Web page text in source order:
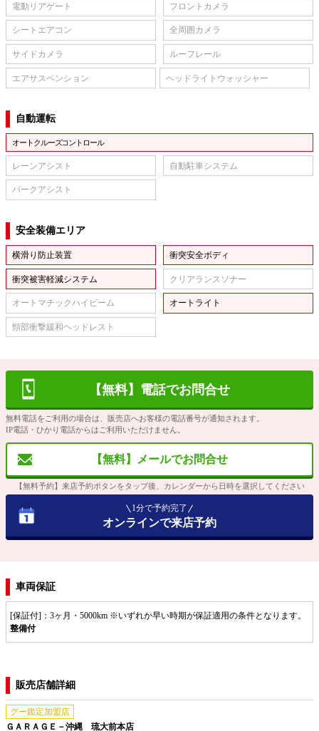
電動リアゲート フロントカメラ
シートエアコン 全周囲カメラ
サイドカメラ ルーフレール
エアサスペンション ヘッドライトウォッシャー
自動運転
オートクルーズコントロール
レーンアシスト 自動駐車システム
パークアシスト
安全装備エリア
横滑り防止装置 衝突安全ボディ
衝突被害軽減システム クリアランスソナー
オートマチックハイビーム オートライト
頸部衝撃緩和ヘッドレスト
【無料】電話でお問合せ
無料電話をご利用の場合は、販売店へお客様の電話番号が通知されます。
IP電話・ひかり電話からはご利用いただけません。
【無料】メールでお問合せ
【無料予約】来店予約ボタンをタップ後、カレンダーから日時を選択してください
1分で予約完了
オンラインで来店予約
車両保証
[保証付]：3ヶ月・5000km ※いずれか早い時期が保証適用の条件となります。
整備付
販売店舗詳細
グー鑑定加盟店
ＧＡＲＡＧＥ－沖縄 琉大前本店